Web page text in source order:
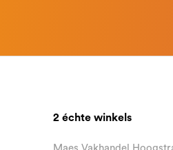
2 échte winkels